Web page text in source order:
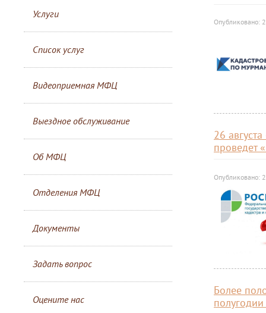
Услуги
Список услуг
Видеоприемная МФЦ
Выездное обслуживание
Об МФЦ
Отделения МФЦ
Документы
Задать вопрос
Оцените нас
Опубликовано:
26
проведет
Опубликовано:
Более